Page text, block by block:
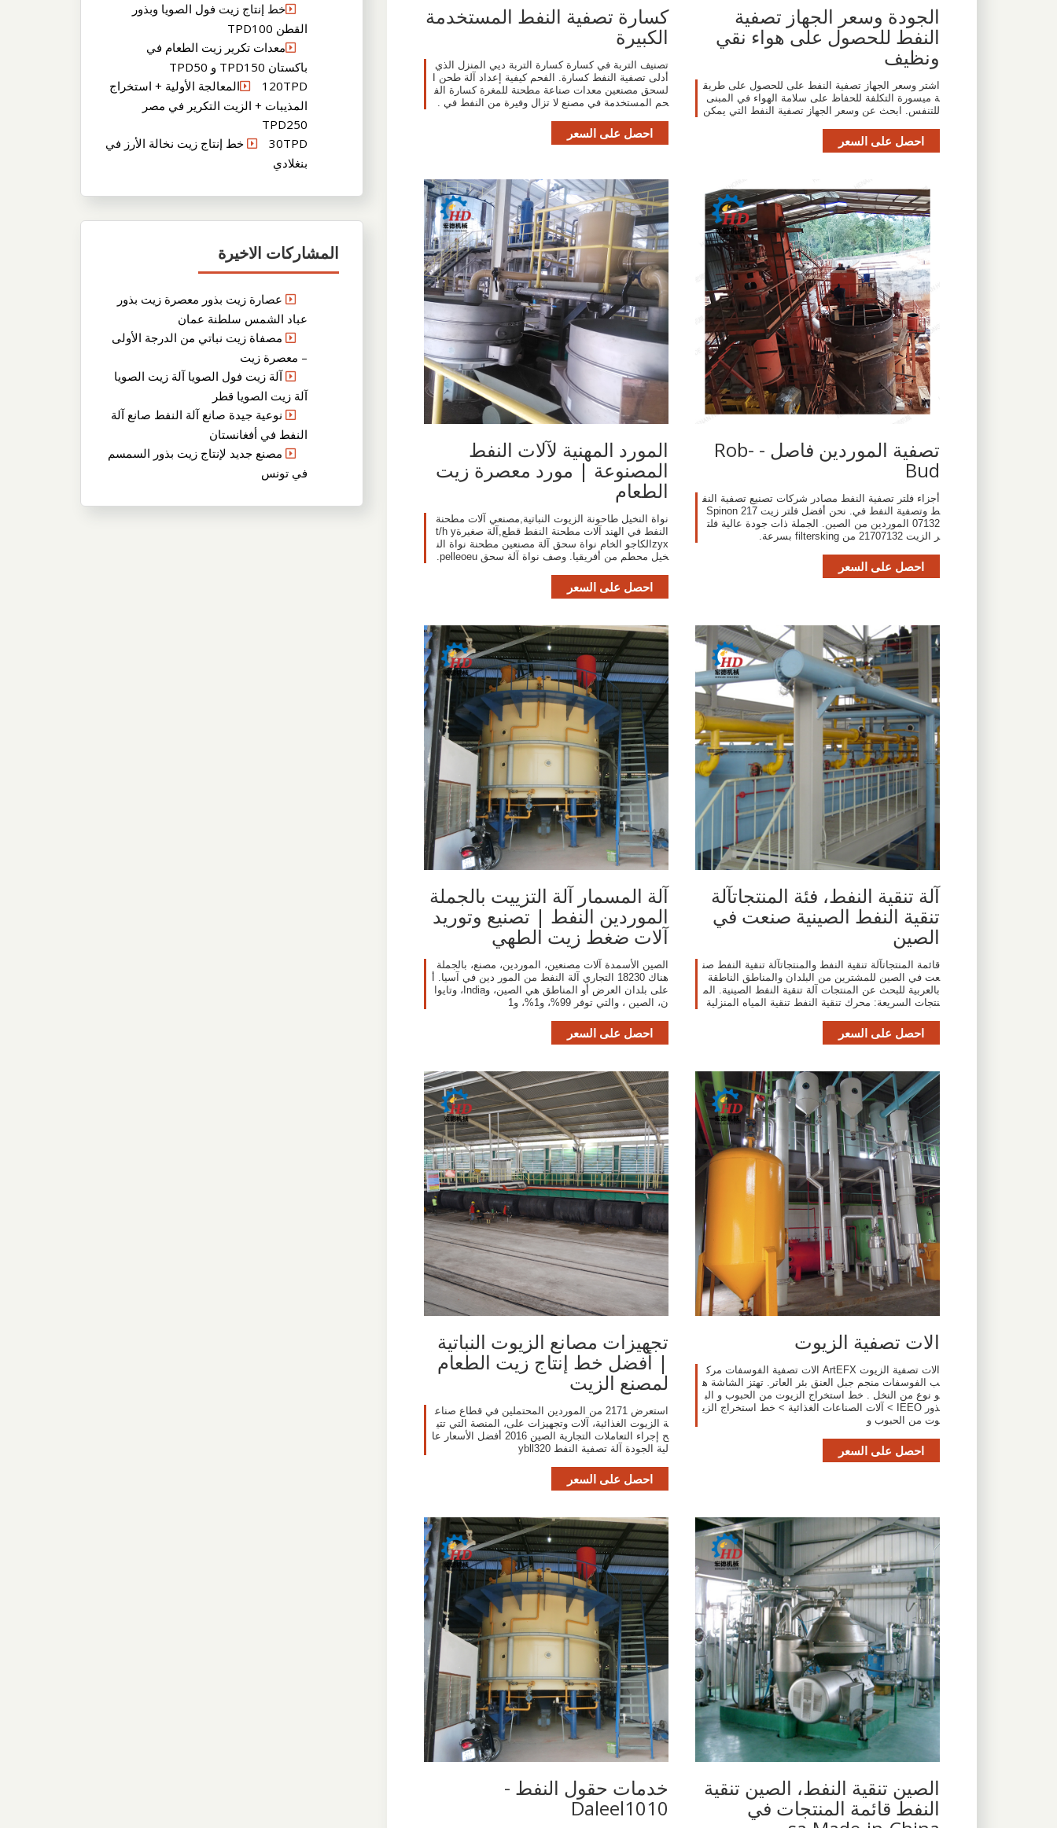
خط إنتاج زيت فول الصويا وبذور
القطن TPD100
معدات تكرير زيت الطعام في
باكستان TPD150 و TPD50
120TPDالمعالجة الأولية + استخراج
المذيبات + الزيت التكرير في مصر
TPD250
30TPD خط إنتاج زيت نخالة الأرز في
بنغلادي
المشاركات الاخيرة
عصارة زيت بذور معصرة زيت بذور
عباد الشمس سلطنة عمان
مصفاة زيت نباتي من الدرجة الأولى
– معصرة زيت
آلة زيت فول الصويا آلة زيت الصويا
آلة زيت الصويا قطر
نوعية جيدة صانع آلة النفط صانع آلة
النفط في أفغانستان
مصنع جديد لإنتاج زيت بذور السمسم
في تونس
الجودة وسعر الجهاز تصفية
النفط للحصول على هواء نقي
ونظيف
اشتر وسعر الجهاز تصفية النفط على للحصول على طريق
ة ميسورة التكلفة للحفاظ على سلامة الهواء في المبنى
للتنفس. ابحث عن وسعر الجهاز تصفية النفط التي يمكن
احصل على السعر
كسارة تصفية النفط المستخدمة
الكبيرة
تصنيف التربة في كسارة كسارة التربة ديي المنزل الذي
أدلى تصفية النفط كسارة. الفحم كيفية إعداد آلة طحن ا
لسحق مصنعين معدات صناعة مطحنة للمغرة كسارة الف
حم المستخدمة في مصنع لا تزال وفيرة من النفط في .
احصل على السعر
تصفية الموردين فاصل - Rob-
Bud
أجزاء فلتر تصفية النفط مصادر شركات تصنيع تصفية النف
ط وتصفية النفط في. نحن أفضل فلتر زيت Spinon 217
07132 الموردين من الصين. الجملة ذات جودة عالية فلت
ر الزيت 21707132 من filtersking بسرعة.
احصل على السعر
المورد المهنية لآلات النفط
المصنوعة | مورد معصرة زيت
الطعام
نواة النخيل طاحونة الزيوت النباتية,مصنعي آلات مطحنة
النفط في الهند آلات مطحنة النفط قطع,آلة صغيرةt/h y
zyxالكاجو الخام نواة سحق آلة مصنعين مطحنة نواة الن
خيل محطم من أفريقيا. وصف نواة آلة سحق pelleoeu.
احصل على السعر
آلة تنقية النفط، فئة المنتجاتآلة
تنقية النفط الصينية صنعت في
الصين
قائمة المنتجاتآلة تنقية النفط والمنتجاتآلة تنقية النفط صن
عت في الصين للمشترين من البلدان والمناطق الناطقة
بالعربية للبحث عن المنتجات آلة تنقية النفط الصينية. الم
نتجات السريعة: محرك تنقية النفط تنقية المياه المنزلية
احصل على السعر
آلة المسمار آلة التزييت بالجملة
الموردين النفط | تصنيع وتوريد
آلات ضغط زيت الطهي
الصين الأسمدة آلات مصنعين، الموردين، مصنع، بالجملة
هناك 18230 التجاري آلة النفط من المور دين في آسيا. أ
على بلدان العرض أو المناطق هي الصين، وIndia، وتايوا
ن، الصين ، والتي توفر 99%، و1%، و1
احصل على السعر
الات تصفية الزيوت
الات تصفية الزيوت ArtEFX الات تصفية الفوسفات مرك
ب الفوسفات منجم جبل العنق بئر العاتر. تهتز الشاشة ه
و نوع من النخل . خط استخراج الزيوت من الحبوب و الب
ذور IEEO > آلات الصناعات الغذائية > خط استخراج الزي
وت من الحبوب و
احصل على السعر
تجهيزات مصانع الزيوت النباتية
| أفضل خط إنتاج زيت الطعام
لمصنع الزيت
استعرض 2171 من الموردين المحتملين في قطاع صناع
ة الزيوت الغذائية، آلات وتجهيزات على، المنصة التي تتي
ح إجراء التعاملات التجارية الصين 2016 أفضل الأسعار عا
لية الجودة آلة تصفية النفط ybll320
احصل على السعر
الصين تنقية النفط، الصين تنقية
النفط قائمة المنتجات في
خدمات حقول النفط -
Daleel1010